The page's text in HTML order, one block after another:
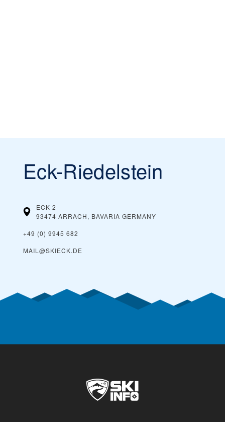
Eck-Riedelstein
ECK 2
93474 ARRACH, BAVARIA GERMANY
+49 (0) 9945 682
MAIL@SKIECK.DE